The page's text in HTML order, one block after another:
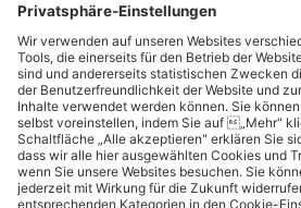
censhare
ELAINE
MARMIND
quintly